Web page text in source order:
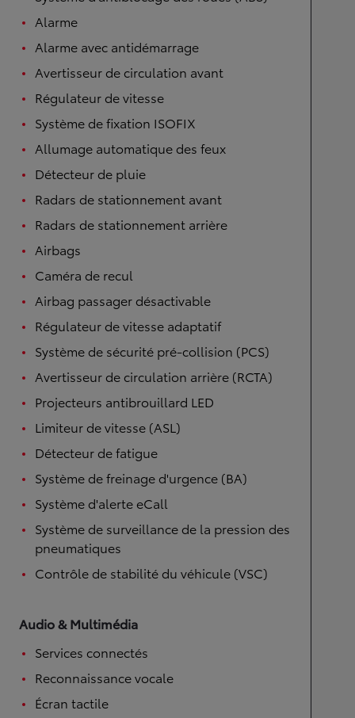
Alarme
Alarme avec antidémarrage
Avertisseur de circulation avant
Régulateur de vitesse
Système de fixation ISOFIX
Allumage automatique des feux
Détecteur de pluie
Radars de stationnement avant
Radars de stationnement arrière
Airbags
Caméra de recul
Airbag passager désactivable
Régulateur de vitesse adaptatif
Système de sécurité pré-collision (PCS)
Avertisseur de circulation arrière (RCTA)
Projecteurs antibrouillard LED
Limiteur de vitesse (ASL)
Détecteur de fatigue
Système de freinage d'urgence (BA)
Système d'alerte eCall
Système de surveillance de la pression des
pneumatiques
Contrôle de stabilité du véhicule (VSC)
Audio & Multimédia
Services connectés
Reconnaissance vocale
Écran tactile